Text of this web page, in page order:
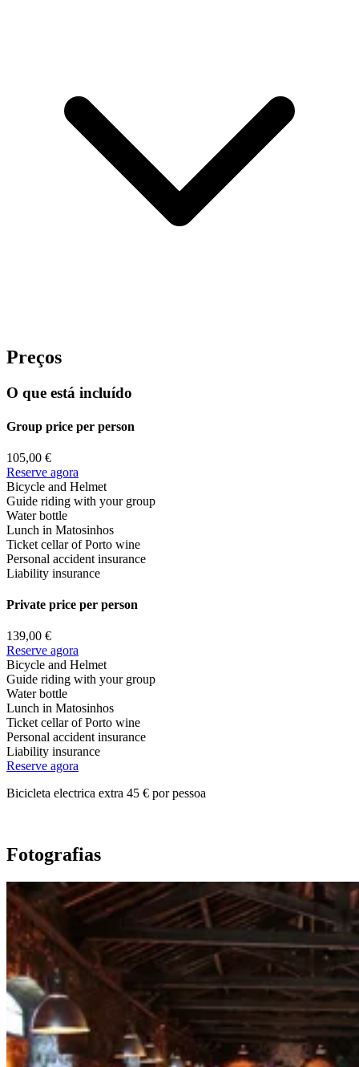
Costa Prata - Rota Atlântica Portuguesa - Top Bike Tours
8 Dias|2/5
Preços
O que está incluído
Group price per person
105,00 €
Reserve agora
Bicycle and Helmet
Guide riding with your group
Water bottle
Lunch in Matosinhos
Ticket cellar of Porto wine
Personal accident insurance
Liability insurance
Private price per person
139,00 €
Reserve agora
Bicycle and Helmet
Guide riding with your group
Water bottle
Lunch in Matosinhos
Ticket cellar of Porto wine
Personal accident insurance
Liability insurance
Reserve agora
Bicicleta electrica extra 45 € por pessoa
Fotografias